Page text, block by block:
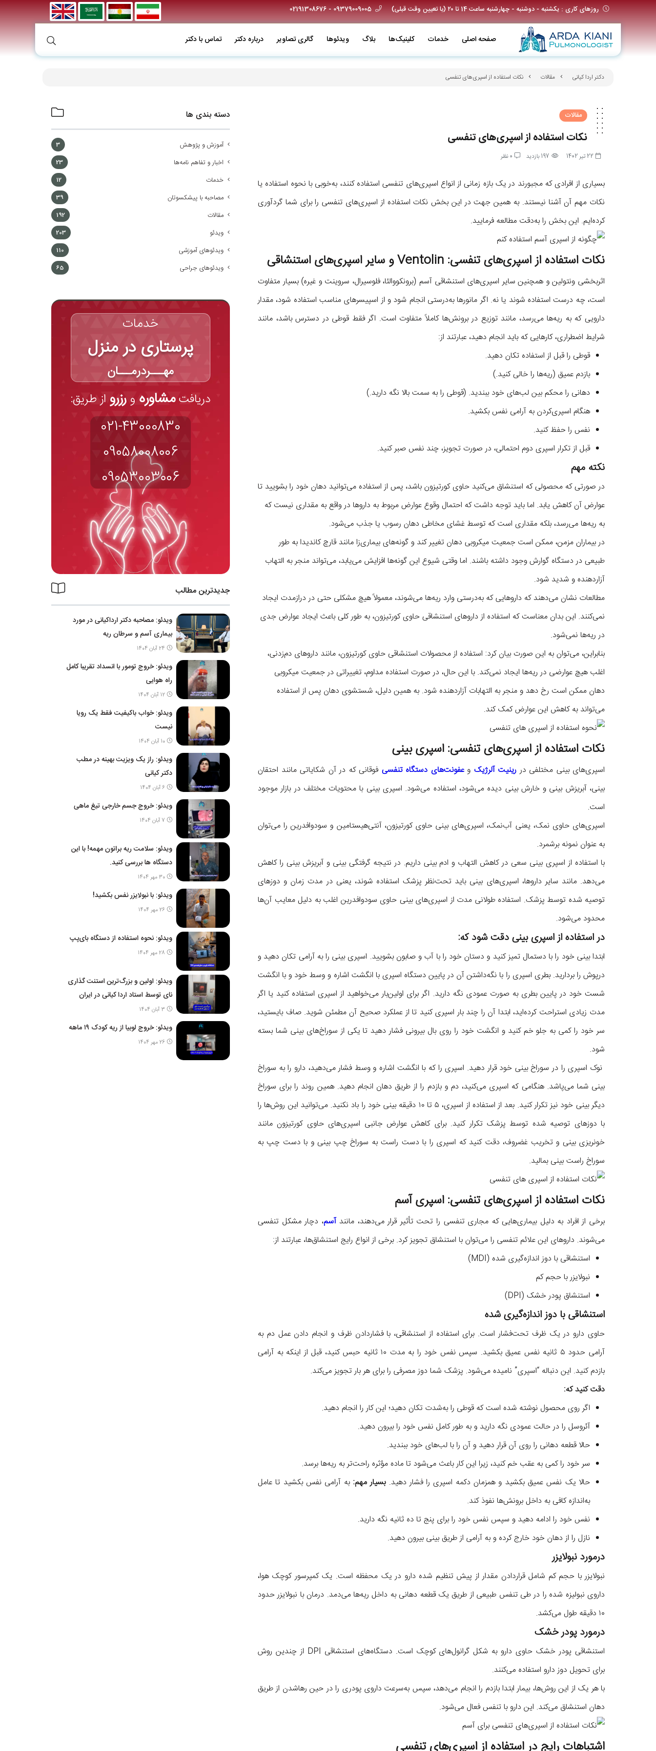
روزهای کاری : یکشنبه - دوشنبه - چهارشنبه ساعت 14 تا ۲۰ (با تعیین وقت قبلی) 09379009005 - 02191308676
صفحه اصلی خدمات کلینیک‌ها بلاگ ویدئو‌ها گالری تصاویر درباره دکتر تماس با دکتر
دکتر اردا کیانی مقالات نکات استفاده از اسپری‌های تنفسی
مقالات
نکات استفاده از اسپری‌های تنفسی
22 تیر 1402 197 بازدید 0 نظر
بسیاری از افرادی که مجبورند در یک بازه زمانی از انواع اسپری‌های تنفسی استفاده کنند، به‌خوبی با نحوه استفاده یا
نکات مهم آن آشنا نیستند. به همین جهت در این بخش نکات استفاده از اسپری‌های تنفسی را برای شما گردآوری
کرده‌ایم. این بخش را به‌دقت مطالعه فرمایید.
نکات استفاده از اسپری‌های تنفسی: Ventolin و سایر اسپری‌های استنشاقی
اثربخشی ونتولین و همچنین سایر اسپری‌های استنشاقی آسم (برونکووالئا، فلوسیرال، سروینت و غیره) بسیار متفاوت
است، چه درست استفاده شوند یا نه. اگر مانورها به‌درستی انجام شود و از اسپیسرهای مناسب استفاده شود، مقدار
دارویی که به ریه‌ها می‌رسد، مانند توزیع در برونش‌ها کاملاً متفاوت است. اگر فقط قوطی در دسترس باشد، مانند
شرایط اضطراری، کارهایی که باید انجام دهید، عبارتند از:
قوطی را قبل از استفاده تکان دهید.
بازدم عمیق (ریه‌ها را خالی کنید.)
دهانی را محکم بین لب‌های خود ببندید. (قوطی را به سمت بالا نگه دارید.)
هنگام اسپری‌کردن به آرامی نفس بکشید.
نفس را حفظ کنید.
قبل از تکرار اسپری دوم احتمالی، در صورت تجویز، چند نفس صبر کنید.
نکته مهم
در صورتی که محصولی که استنشاق می‌کنید حاوی کورتیزون باشد، پس از استفاده می‌توانید دهان خود را بشویید تا
عوارض آن کاهش یابد. اما باید توجه داشت که احتمال وقوع عوارض مربوط به داروها در واقع به مقداری نیست که
به ریه‌ها می‌رسد، بلکه مقداری است که توسط غشای مخاطی دهان رسوب یا جذب می‌شود.
در بیماران مزمن، ممکن است جمعیت میکروبی دهان تغییر کند و گونه‌های بیماری‌زا مانند قارچ کاندیدا به طور
طبیعی در دستگاه گوارش وجود داشته باشند. اما وقتی شیوع این گونه‌ها افزایش می‌یابد، می‌تواند منجر به التهاب
آزاردهنده و شدید شود.
مطالعات نشان می‌دهند که داروهایی که به‌درستی وارد ریه‌ها می‌شوند، معمولاً هیچ مشکلی حتی در درازمدت ایجاد
نمی‌کنند. این بدان معناست که استفاده از داروهای استنشاقی حاوی کورتیزون، به طور کلی باعث ایجاد عوارض جدی
در ریه‌ها نمی‌شود.
بنابراین، می‌توان به این صورت بیان کرد: استفاده از محصولات استنشاقی حاوی کورتیزون، مانند داروهای دم‌زدنی،
اغلب هیچ عوارضی در ریه‌ها ایجاد نمی‌کند. با این حال، در صورت استفاده مداوم، تغییراتی در جمعیت میکروبی
دهان ممکن است رخ دهد و منجر به التهابات آزاردهنده شود. به همین دلیل، شستشوی دهان پس از استفاده
می‌تواند به کاهش این عوارض کمک کند.
نکات استفاده از اسپری‌های تنفسی: اسپری بینی
اسپری‌های بینی مختلفی در رینیت آلرژیک وعفونت‌های دستگاه تنفسی فوقانی که در آن شکایاتی مانند احتقان
بینی، آبریزش بینی و خارش بینی دیده می‌شود، استفاده می‌شود. اسپری بینی با محتویات مختلف در بازار موجود
است.
اسپری‌های حاوی نمک، یعنی آب‌نمک، اسپری‌های بینی حاوی کورتیزون، آنتی‌هیستامین و سودوافدرین را می‌توان
به عنوان نمونه برشمرد.
با استفاده از اسپری بینی سعی در کاهش التهاب و ادم بینی داریم. در نتیجه گرفتگی بینی و آبریزش بینی را کاهش
می‌دهد. مانند سایر دارو‌ها، اسپری‌های بینی باید تحت‌نظر پزشک استفاده شوند، یعنی در مدت زمان و دوز‌های
توصیه شده توسط پزشک. استفاده طولانی مدت از اسپری‌های بینی حاوی سودوافدرین اغلب به دلیل معایب آن‌ها
محدود می‌شود.
در استفاده از اسپری بینی دقت شود که:
ابتدا بینی خود را با دستمال تمیز کنید و دستان خود را با آب و صابون بشویید. اسپری بینی را به آرامی تکان دهید و
درپوش را بردارید. بطری اسپری را با نگه‌داشتن آن در پایین دستگاه اسپری با انگشت اشاره و وسط خود و با انگشت
شست خود در پایین بطری به صورت عمودی نگه دارید. اگر برای اولین‌بار می‌خواهید از اسپری استفاده کنید یا اگر
مدت زیادی استراحت کرده‌اید، ابتدا آن را چند بار اسپری کنید تا از عملکرد صحیح آن مطمئن شوید. صاف بایستید،
سر خود را کمی به جلو خم کنید و انگشت خود را روی بال بیرونی فشار دهید تا یکی از سوراخ‌های بینی شما بسته
شود.
نوک اسپری را در سوراخ بینی خود قرار دهید. اسپری را که با انگشت اشاره و وسط فشار می‌دهید، دارو را به سوراخ
بینی شما می‌پاشد. هنگامی که اسپری می‌کنید، دم و بازدم را از طریق دهان انجام دهید. همین روند را برای سوراخ
دیگر بینی خود نیز تکرار کنید. بعد از استفاده از اسپری، ۵ تا ۱۰ دقیقه بینی خود را باد نکنید. می‌توانید این روش‌ها را
با دوز‌های توصیه شده توسط پزشک تکرار کنید. برای کاهش عوارض جانبی اسپری‌های حاوی کورتیزون مانند
خونریزی بینی و تخریب غضروف، دقت کنید که اسپری را با دست راست به سوراخ چپ بینی و با دست چپ به
سوراخ راست بینی بمالید.
نکات استفاده از اسپری‌های تنفسی: اسپری آسم
برخی از افراد به دلیل بیماری‌هایی که مجاری تنفسی را تحت تأثیر قرار می‌دهند، مانندآسم، دچار مشکل تنفسی
می‌شوند. داروهای این علائم تنفسی را می‌توان با استنشاق تجویز کرد. برخی از انواع رایج استنشاق‌ها، عبارتند از:
استنشاقی با دوز اندازه‌گیری شده (MDI)
نبولایزر با حجم کم
استنشاق پودر خشک (DPI)
استنشاقی با دوز اندازه‌گیری شده
حاوی دارو در یک ظرف تحت‌فشار است. برای استفاده از استنشاقی، با فشاردادن ظرف و انجام دادن عمل دم به
آرامی حدود ۵ ثانیه نفس عمیق بکشید. سپس نفس خود را به مدت ۱۰ ثانیه حبس کنید، قبل از اینکه به آرامی
بازدم کنید. این دنباله “اسپری” نامیده می‌شود. پزشک شما دوز مصرفی را برای هر بار تجویز می‌کند.
دقت کنید که:
اگر روی محصول نوشته شده است که قوطی را به‌شدت تکان دهید؛ این کار را انجام دهید.
آئروسل را در حالت عمودی نگه دارید و به طور کامل نفس خود را بیرون دهید.
حالا قطعه دهانی را روی آن قرار دهید و آن را با لب‌های خود ببندید.
سر خود را کمی به عقب خم کنید، زیرا این کار باعث می‌شود تا ماده مؤثره راحت‌تر به ریه‌ها برسد.
حالا یک‌ نفس عمیق بکشید و همزمان دکمه اسپری را فشار دهید. بسیار مهم: به آرامی نفس بکشید تا عامل
به‌اندازه کافی به داخل برونش‌ها نفوذ کند.
نفس خود را ادامه دهید و سپس نفس خود را برای پنج تا ده ثانیه نگه دارید.
نازل را از دهان خود خارج کرده و به آرامی از طریق بینی بیرون دهید.
درمورد نبولایزر
نبولایزر با حجم کم شامل قراردادن مقدار از پیش تنظیم شده دارو در یک محفظه است. یک کمپرسور کوچک هوا،
داروی نبولیزه شده را در طی تنفس طبیعی از طریق یک قطعه دهانی به داخل ریه‌ها می‌دمد. درمان با نبولایزر حدود
۱۰ دقیقه طول می‌کشد.
درمورد پودر خشک
استنشاقی پودر خشک حاوی دارو به شکل گرانول‌های کوچک است. دستگاه‌های استنشاقی DPI از چندین روش
برای تحویل دوز دارو استفاده می‌کنند.
با هر یک از این روش‌ها، بیمار ابتدا بازدم را انجام می‌دهد، سپس به‌سرعت داروی پودری را در حین رهاشدن از طریق
دهان استنشاق می‌کند. این دارو با تنفس فعال می‌شود.
اشتباهات رایج در استفاده از اسپری‌های تنفسی
دسته بندی ها
آموزش و پژوهش 3
اخبار و تفاهم نامه‌ها 23
خدمات 12
مصاحبه با پیشکسوتان 39
مقالات 192
ویدئو 203
ویدئوهای آموزشی 110
ویدئوهای جراحی 65
خدمات
پرستاری در منزل
مهـــردرمـــان
دریافتمشاوره و رزرو از طریق:
021-43000830
09058008006
09053003006
جدیدترین مطالب
ویدئو: مصاحبه دکتر ارداکیانی در مورد
بیماری آسم و سرطان ریه
24 آبان 1404
ویدئو: خروج تومور با انسداد تقریبا کامل
راه هوایی
12 آبان 1404
ویدئو: خواب باکیفیت فقط یک رویا
نیست
10 آبان 1404
ویدئو: راز یک ویزیت بهینه در مطب
دکتر کیانی
6 آبان 1404
ویدئو: خروج جسم خارجی تیغ ماهی
7 آبان 1404
ویدئو: سلامت ریه براتون مهمه! با این
دستگاه ها بررسی کنید.
30 مهر 1404
ویدئو: با نبولایزر نفس بکشید!
26 مهر 1404
ویدئو: نحوه استفاده از دستگاه بای‌پپ
28 مهر 1404
ویدئو: اولین و بزرگ‌ترین استنت گذاری
نای توسط استاد اردا کیانی در ایران
3 آبان 1404
ویدئو: خروج لوبیا از ریه کودک ۱۹ ماهه
26 مهر 1404